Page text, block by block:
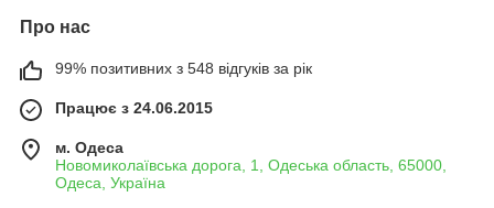
Про нас
99% позитивних з 548 відгуків за рік
Працює з 24.06.2015
м. Одеса
Новомиколаївська дорога, 1, Одеська область, 65000,
Одеса, Україна